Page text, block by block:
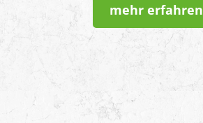
mehr erfahren